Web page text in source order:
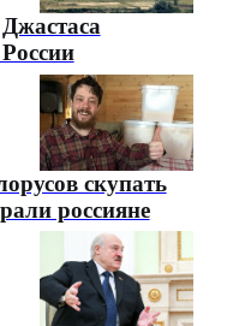
скупать
россияне